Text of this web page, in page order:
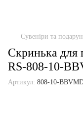
Сувеніри та
Скринька для
RS-808-10-
Артикул: 808-10-